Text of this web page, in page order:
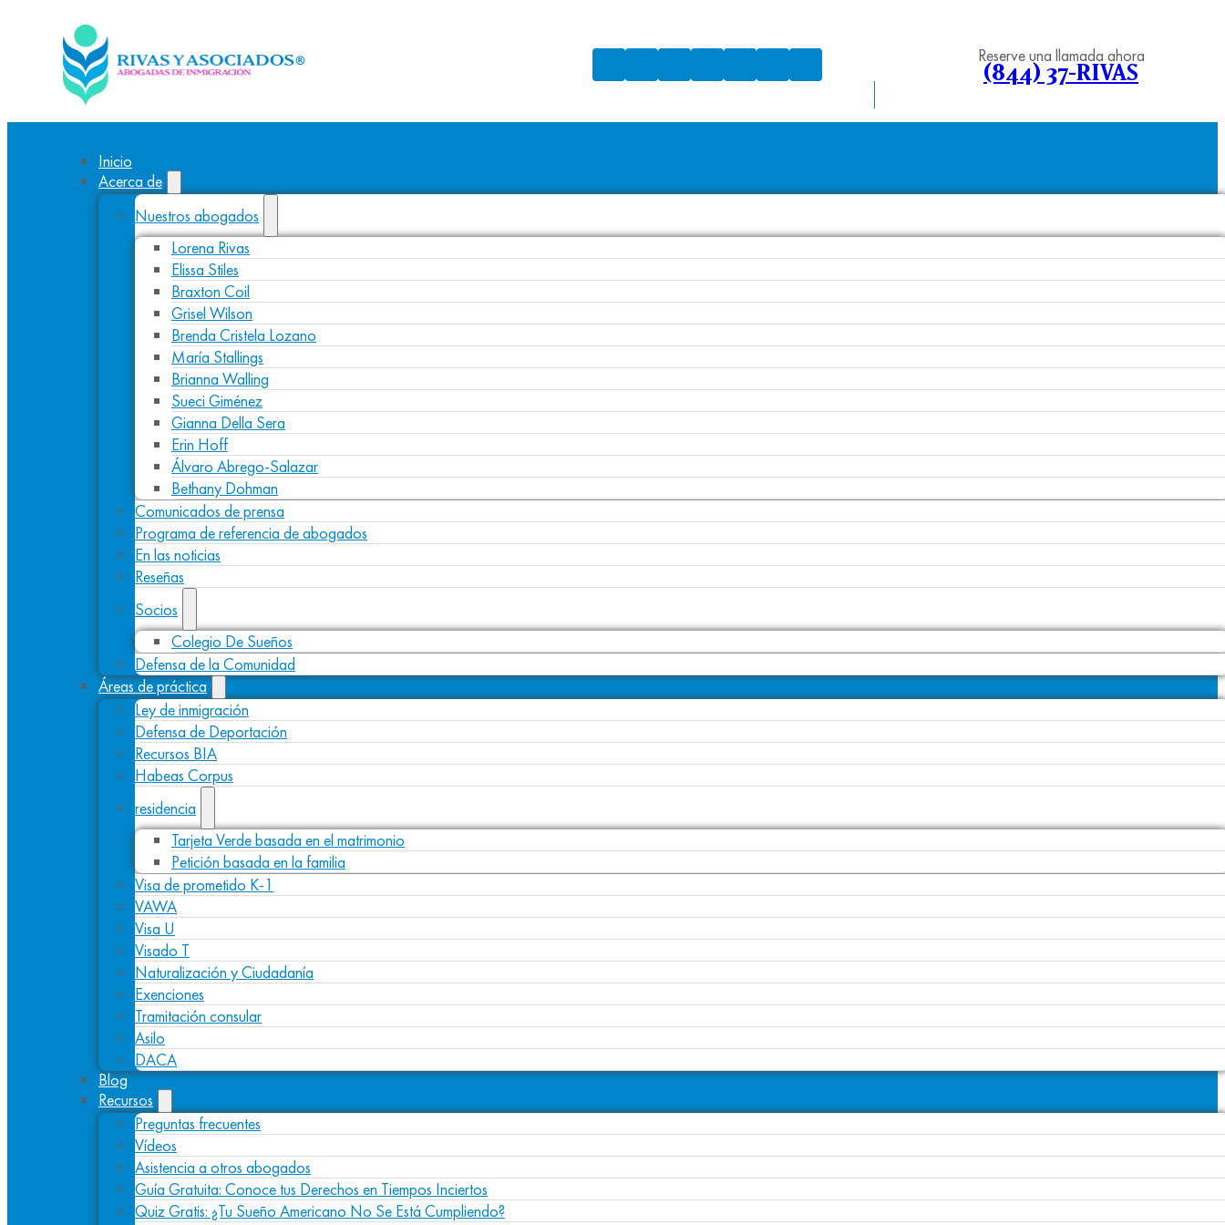
Reserve una llamada ahora
(844) 37-RIVAS
Inicio
Acerca de
Nuestros abogados
Lorena Rivas
Elissa Stiles
Braxton Coil
Grisel Wilson
Brenda Cristela Lozano
María Stallings
Brianna Walling
Sueci Giménez
Gianna Della Sera
Erin Hoff
Álvaro Abrego-Salazar
Bethany Dohman
Comunicados de prensa
Programa de referencia de abogados
En las noticias
Reseñas
Socios
Colegio De Sueños
Defensa de la Comunidad
Áreas de práctica
Ley de inmigración
Defensa de Deportación
Recursos BIA
Habeas Corpus
residencia
Tarjeta Verde basada en el matrimonio
Petición basada en la familia
Visa de prometido K-1
VAWA
Visa U
Visado T
Naturalización y Ciudadanía
Exenciones
Tramitación consular
Asilo
DACA
Blog
Recursos
Preguntas frecuentes
Vídeos
Asistencia a otros abogados
Guía Gratuita: Conoce tus Derechos en Tiempos Inciertos
Quiz Gratis: ¿Tu Sueño Americano No Se Está Cumpliendo?